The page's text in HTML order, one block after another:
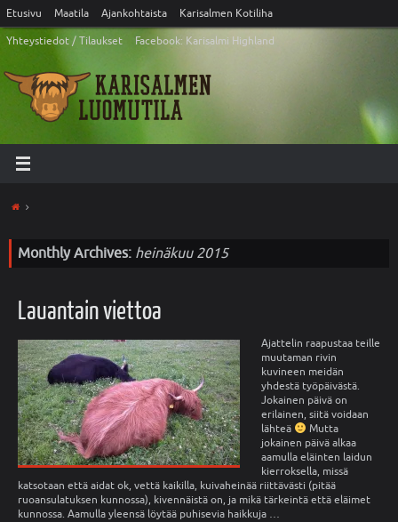
Etusivu Maatila Ajankohtaista
Karisalmen Kotiliha
Yhteystiedot / Tilaukset
Facebook: Karisalmi Highland
Monthly Archives: heinäkuu 2015
Lauantain viettoa
Ajattelin raapustaa teille
muutaman rivin
kuvineen meidän
yhdestä työpäivästä.
Jokainen päivä on
erilainen, siitä voidaan
lähteä
Mutta
jokainen päivä alkaa
aamulla eläinten laidun
kierroksella, missä
katsotaan että aidat ok, vettä kaikilla, kuivaheinää riittävästi (pitää
ruoansulatuksen kunnossa), kivennäistä on, ja mikä tärkeintä että eläimet
kunnossa. Aamulla yleensä löytää puhisevia haikkuja …